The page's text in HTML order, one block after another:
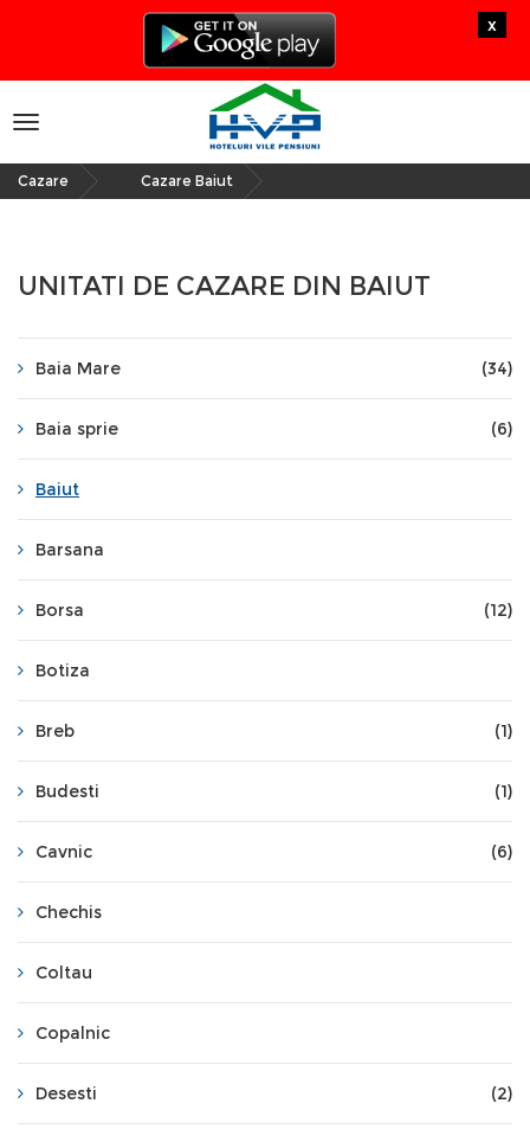
x
Toggle
navigation
Cazare Cazare Baiut
UNITATI DE CAZARE DIN BAIUT
Baia Mare (34)
Baia sprie (6)
Baiut
Barsana
Borsa (12)
Botiza
Breb (1)
Budesti (1)
Cavnic (6)
Chechis
Coltau
Copalnic
Desesti (2)